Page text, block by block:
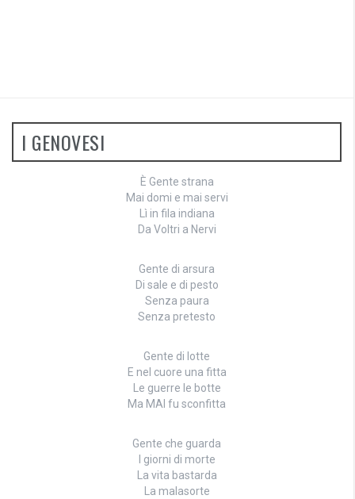
I GENOVESI
È Gente strana
Mai domi e mai servi
Lì in fila indiana
Da Voltri a Nervi
Gente di arsura
Di sale e di pesto
Senza paura
Senza pretesto
Gente di lotte
E nel cuore una fitta
Le guerre le botte
Ma MAI fu sconfitta
Gente che guarda
I giorni di morte
La vita bastarda
La malasorte